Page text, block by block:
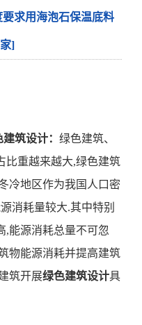
求用海泡石保温底料
]
建筑设计： 绿色建筑、
比重越来越大,绿色建筑
冷地区作为我国人口密
消耗量较大.其中特别
,能源消耗总量不可忽
物能源消耗并提高建筑
筑开展绿色建筑设计具